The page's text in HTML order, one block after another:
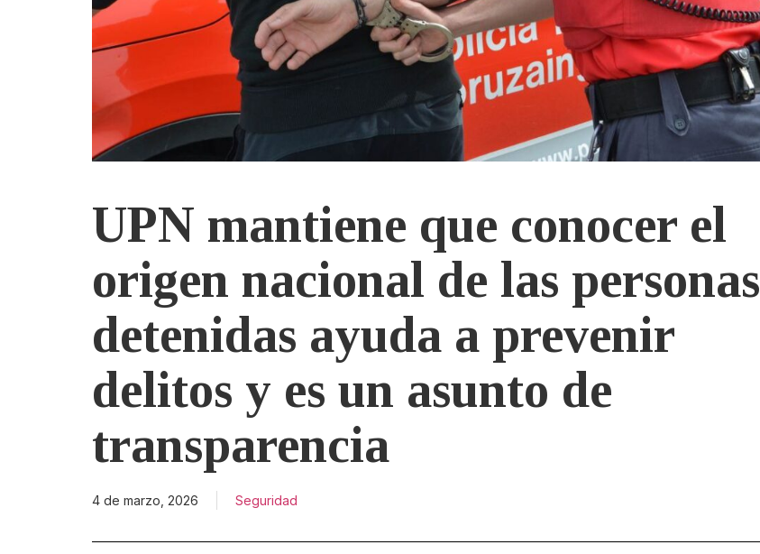
UPN mantiene que conocer el
origen nacional de las personas
detenidas ayuda a prevenir
delitos y es un asunto de
transparencia
4 de marzo, 2026 Seguridad